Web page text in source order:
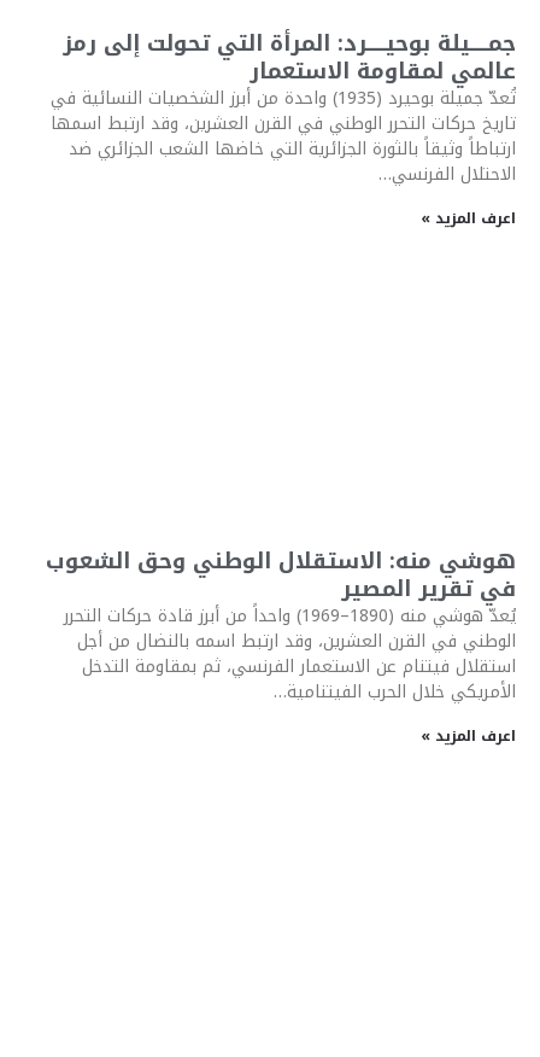
جمـــــيلة بوحيـــــرد: المرأة التي تحولت إلى رمز
عالمي لمقاومة الاستعمار
تُعدّ جميلة بوحيرد (1935) واحدة من أبرز الشخصيات النسائية في
تاريخ حركات التحرر الوطني في القرن العشرين، وقد ارتبط اسمها
ارتباطاً وثيقاً بالثورة الجزائرية التي خاضها الشعب الجزائري ضد
الاحتلال الفرنسي…
اعرف المزيد »
هوشي منه: الاستقلال الوطني وحق الشعوب
في تقرير المصير
يُعدّ هوشي منه (1890–1969) واحداً من أبرز قادة حركات التحرر
الوطني في القرن العشرين، وقد ارتبط اسمه بالنضال من أجل
استقلال فيتنام عن الاستعمار الفرنسي، ثم بمقاومة التدخل
الأمريكي خلال الحرب الفيتنامية…
اعرف المزيد »